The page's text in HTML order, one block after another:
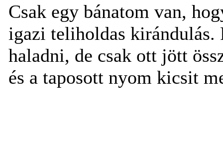
Csak egy bánatom van,
igazi teliholdas
haladni, de csak ott jött
és a taposott nyom kicsit